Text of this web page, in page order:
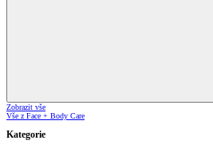
Zobrazit vše
Vše z Face + Body Care
Kategorie